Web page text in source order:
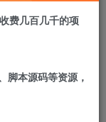
费几百几千的项
脚本源码等资源，